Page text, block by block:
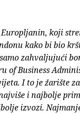
koji
kako bi bio
zahvaljujući
of Business
I to je žarište
i najbolje
izvozi.